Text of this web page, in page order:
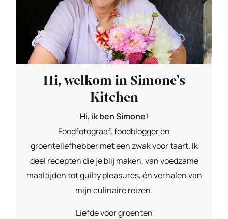
Hi, welkom in Simone's
Kitchen
Hi, ik ben Simone!
Foodfotograaf, foodblogger en
groenteliefhebber met een zwak voor taart. Ik
deel recepten die je blij maken, van voedzame
maaltijden tot guilty pleasures, én verhalen van
mijn culinaire reizen.
Liefde voor groenten